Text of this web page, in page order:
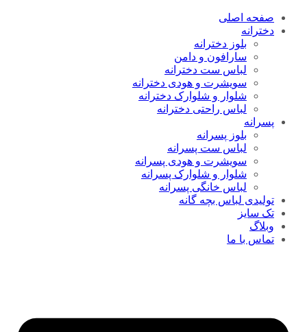
صفحه اصلی
دخترانه
بلوز دخترانه
سارافون و دامن
لباس ست دخترانه
سویشرت و هودی دخترانه
شلوار و شلوارک دخترانه
لباس راحتی دخترانه
پسرانه
بلوز پسرانه
لباس ست پسرانه
سویشرت و هودی پسرانه
شلوار و شلوارک پسرانه
لباس خانگی پسرانه
تولیدی لباس بچه گانه
تک سایز
وبلاگ
تماس با ما